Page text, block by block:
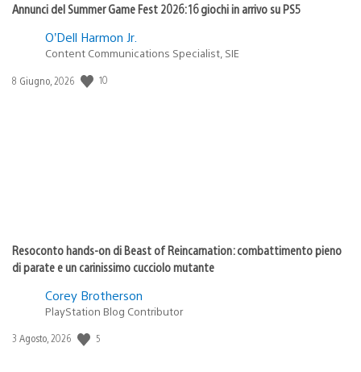
Annunci del Summer Game Fest 2026: 16 giochi in arrivo su PS5
O’Dell Harmon Jr.
Content Communications Specialist, SIE
Data
8 Giugno, 2026 10
Resoconto hands-on di Beast of Reincarnation: combattimento pieno
di parate e un carinissimo cucciolo mutante
Corey Brotherson
PlayStation Blog Contributor
Data
3 Agosto, 2026 5